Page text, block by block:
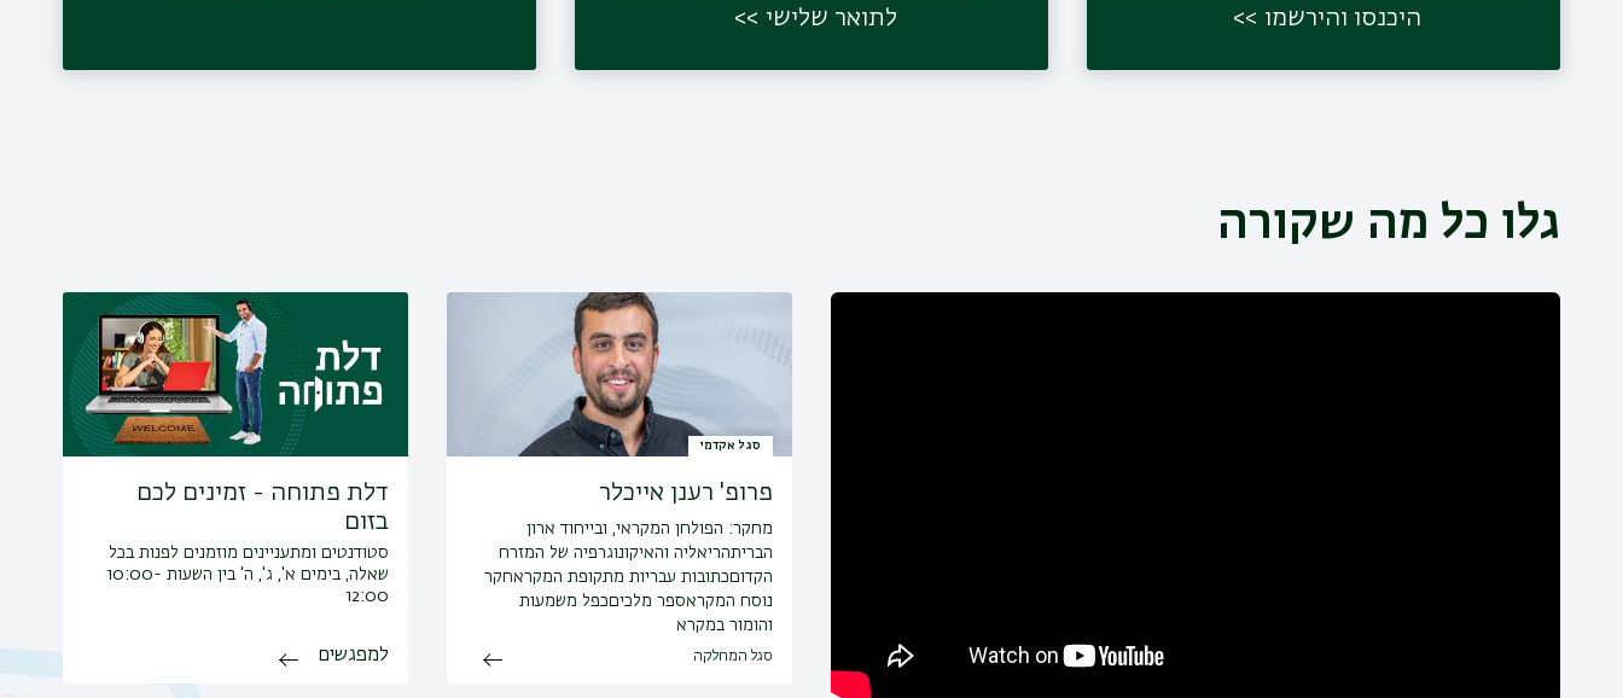
היכנסו והירשמו
לתואר שלישי
גלו כל מה שקורה
סגל אקדמי
פרופ' רענן אייכלר
מחקר: הפולחן המקראי, ובייחוד ארון
הבריתהריאליה והאיקונוגרפיה של המזרח
הקדוםכתובות עבריות מתקופת המקראחקר
נוסח המקראספר מלכיםכפל משמעות
והומור במקרא
סגל המחלקה
דלת פתוחה - זמינים לכם
בזום
סטודנטים ומתעניינים מוזמנים לפנות בכל
שאלה, בימים א', ג', ה' בין השעות 10:00-
12:00
למפגשים